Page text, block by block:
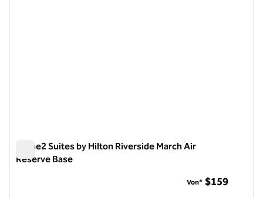
Home2 Suites by Hilton Riverside March Air
Reserve Base
Von* $159